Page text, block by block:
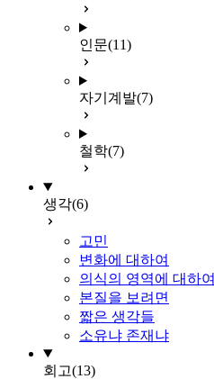
인문(11)
자기계발(7)
철학(7)
생각(6)
고민
변화에 대하여
의식의 영역에 대하여
본질을 보려면
짧은 생각들
소유냐 존재냐
회고(13)